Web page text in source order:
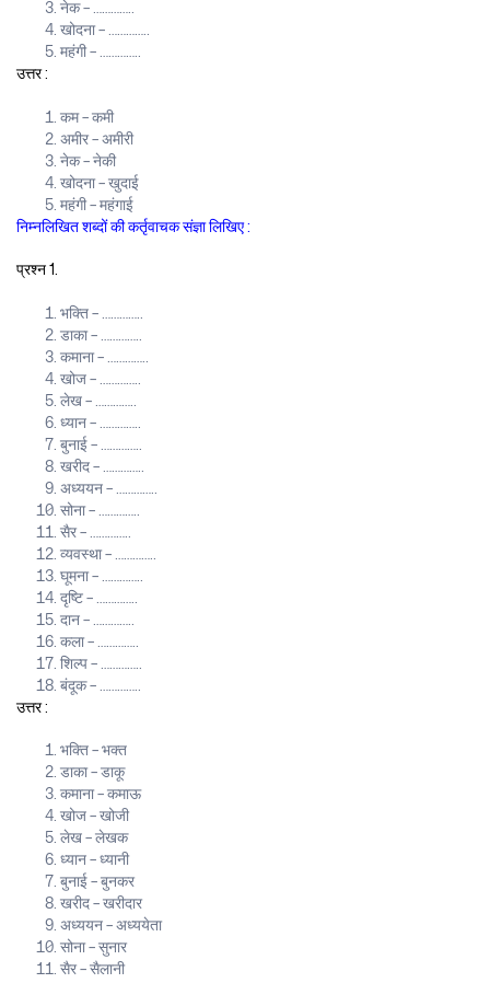
नेक – …………..
खोदना – …………..
महंगी – …………..
उत्तर :
कम – कमी
अमीर – अमीरी
नेक – नेकी
खोदना – खुदाई
महंगी – महंगाई
निम्नलिखित शब्दों की कर्तृवाचक संज्ञा लिखिए :
प्रश्न 1.
भक्ति – …………..
डाका – …………..
कमाना – …………..
खोज – …………..
लेख – …………..
ध्यान – …………..
बुनाई – …………..
खरीद – …………..
अध्ययन – …………..
सोना – …………..
सैर – …………..
व्यवस्था – …………..
घूमना – …………..
दृष्टि – …………..
दान – …………..
कला – …………..
शिल्प – …………..
बंदूक – …………..
उत्तर :
भक्ति – भक्त
डाका – डाकू
कमाना – कमाऊ
खोज – खोजी
लेख – लेखक
ध्यान – ध्यानी
बुनाई – बुनकर
खरीद – खरीदार
अध्ययन – अध्ययेता
सोना – सुनार
सैर – सैलानी